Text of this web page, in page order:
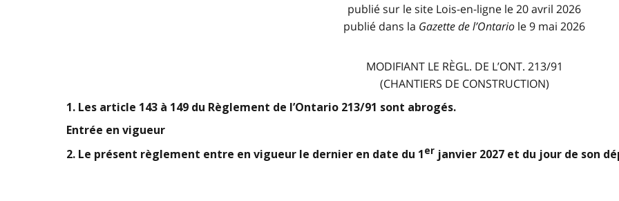
publié sur le site Lois-en-ligne le 20 avril 2026
publié dans la Gazette de l’Ontario le 9 mai 2026
MODIFIANT LE RÈGL. DE L’ONT. 213/91
(CHANTIERS DE CONSTRUCTION)
1. Les article 143 à 149 du Règlement de l’Ontario 213/91 sont abrogés.
Entrée en vigueur
2. Le présent règlement entre en vigueur le dernier en date du 1 er janvier 2027 et du jour de son